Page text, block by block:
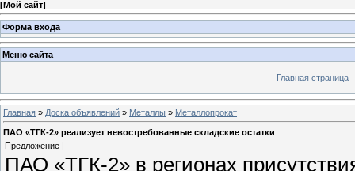
[Мой сайт]
Форма входа
Меню сайта
Главная страница
Главная » Доска объявлений » Металлы » Металлопрокат
ПАО «ТГК-2» реализует невостребованные складские остатки
Предложение |
ПАО «ТГК-2» в регионах